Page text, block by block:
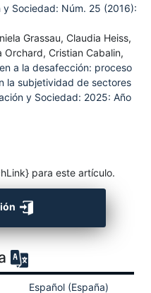
y Sociedad: Núm. 25 (2016):
Grassau, Claudia Heiss,
Orchard, Cristian Cabalin,
a la desafección: proceso
la subjetividad de sectores
y Sociedad: 2025: Año
para este artículo.
Español (España)